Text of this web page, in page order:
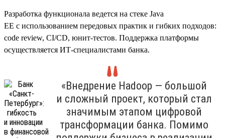
Разработка функционала ведется на стеке Java
EE с использованием передовых практик и гибких подходов:
code review, CI/CD, юнит-тестов. Поддержка платформы
осуществляется ИТ-специалистами банка.
«Внедрение Hadoop — большой
и сложный проект, который стал
значимым этапом цифровой
трансформации банка. Помимо